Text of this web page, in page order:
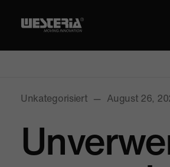
Unkategorisiert — August 26,